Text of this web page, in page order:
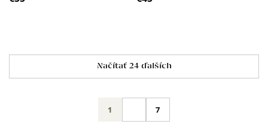
Ovládacie
prvky
Načítať 24 ďalších
Stránkovanie
1 7